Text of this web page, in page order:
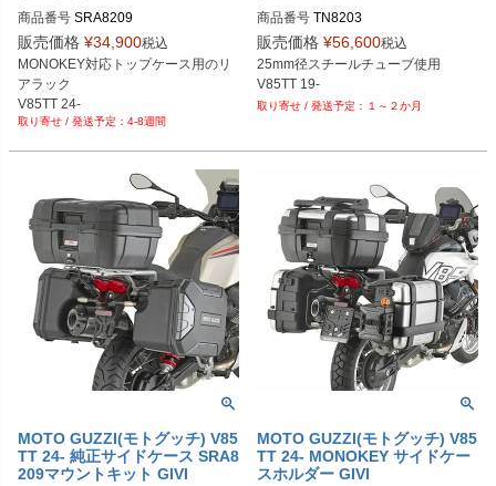
商品番号 SRA8209
販売価格 ¥34,900税込
MONOKEY対応トップケース用のリ
アラック
V85TT 24-
4-8週間
商品番号 TN8203
販売価格 ¥56,600税込
25mm径スチールチューブ使用
V85TT 19-
１～２か月
MOTO GUZZI(モトグッチ) V85
TT 24- 純正サイドケース SRA8
209マウントキット GIVI
MOTO GUZZI(モトグッチ) V85
TT 24- MONOKEY サイドケー
スホルダー GIVI